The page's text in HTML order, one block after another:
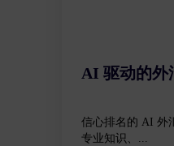
AI 驱动的外
信心排名的 AI 外
专业知识、...